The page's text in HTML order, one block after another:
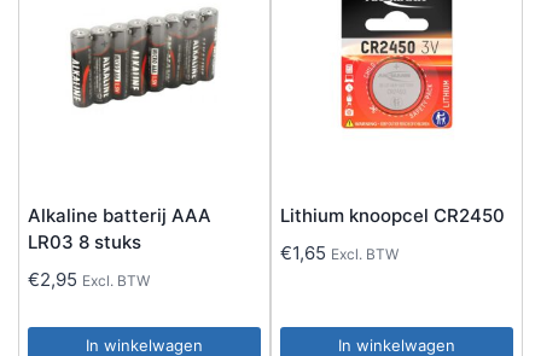
Alkaline batterij AAA
LR03 8 stuks
€2,95 Excl. BTW
In winkelwagen
Lithium knoopcel CR2450
€1,65 Excl. BTW
In winkelwagen